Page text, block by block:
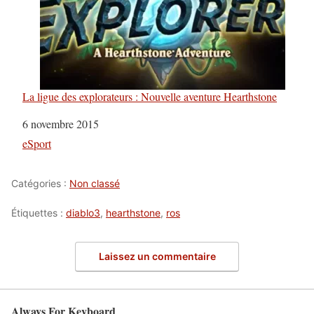
La ligue des explorateurs : Nouvelle aventure Hearthstone
Date
6 novembre 2015
Par rapport à
eSport
Catégories : Non classé
Étiquettes : diablo3, hearthstone, ros
Laissez un commentaire